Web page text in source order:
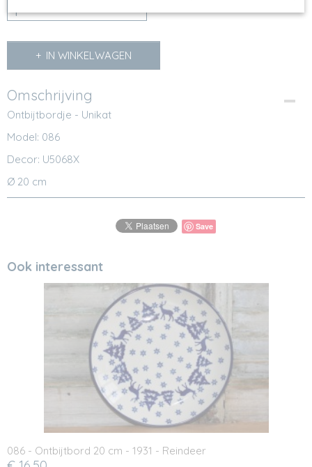
IN WINKELWAGEN
Omschrijving
Ontbijtbordje - Unikat
Model: 086
Decor: U5068X
Ø 20 cm
Save
Ook interessant
086 - Ontbijtbord 20 cm - 1931 - Reindeer